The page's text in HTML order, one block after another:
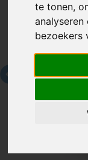
te tonen,
bezoekers